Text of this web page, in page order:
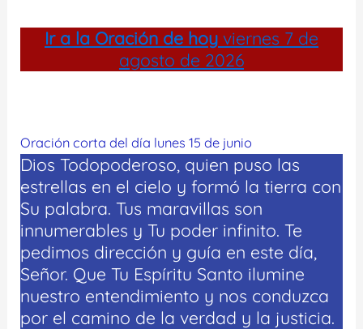
Ir a la Oración de hoy viernes 7 de
agosto de 2026
Oración corta del día lunes 15 de junio
Dios Todopoderoso, quien puso las
estrellas en el cielo y formó la tierra con
Su palabra. Tus maravillas son
innumerables y Tu poder infinito. Te
pedimos dirección y guía en este día,
Señor. Que Tu Espíritu Santo ilumine
nuestro entendimiento y nos conduzca
por el camino de la verdad y la justicia.